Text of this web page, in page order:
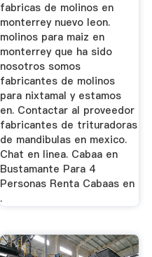
fabricas de molinos en
monterrey nuevo leon.
molinos para maiz en
monterrey que ha sido
nosotros somos
fabricantes de molinos
para nixtamal y estamos
en. Contactar al proveedor
fabricantes de trituradoras
de mandibulas en mexico.
Chat en linea. Cabaa en
Bustamante Para 4
Personas Renta Cabaas en
.